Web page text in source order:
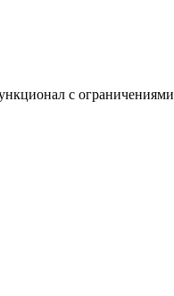
с ограничениями